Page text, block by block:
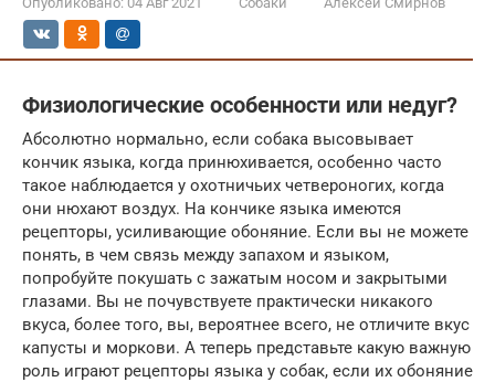
Физиологические особенности или недуг?
Абсолютно нормально, если собака высовывает
кончик языка, когда принюхивается, особенно часто
такое наблюдается у охотничьих четвероногих, когда
они нюхают воздух. На кончике языка имеются
рецепторы, усиливающие обоняние. Если вы не можете
понять, в чем связь между запахом и языком,
попробуйте покушать с зажатым носом и закрытыми
глазами. Вы не почувствуете практически никакого
вкуса, более того, вы, вероятнее всего, не отличите вкус
капусты и моркови. А теперь представьте какую важную
роль играют рецепторы языка у собак, если их обоняние